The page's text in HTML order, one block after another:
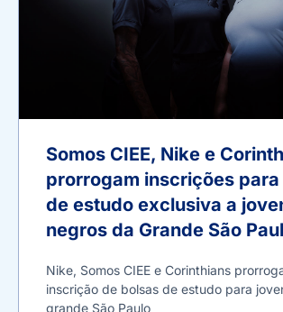
Somos CIEE, Nike e
prorrogam inscrições
de estudo exclusiva a
negros da Grande São
Nike, Somos CIEE e Corinthians
inscrição de bolsas de estudo para
grande São Paulo